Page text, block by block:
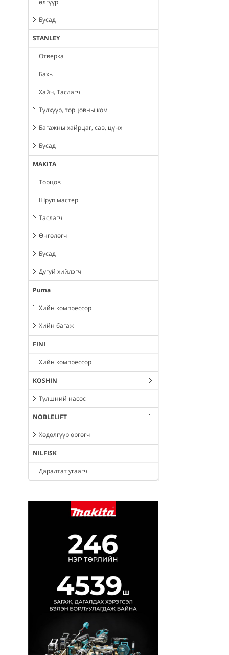
өлгүүр
Бусад
STANLEY
Отверка
Бахь
Хайч, Таслагч
Түлхүүр, торцовны ком
Багажны хайрцаг, сав, цүнх
Бусад
MAKITA
Торцов
Шруп мастер
Таслагч
Өнгөлөгч
Бусад
Дугуй хийлэгч
Puma
Хийн компрессор
Хийн багаж
FINI
Хийн компрессор
KOSHIN
Түлшний насос
NOBLELIFT
Хөдөлгүүр өргөгч
NILFISK
Даралтат угаагч